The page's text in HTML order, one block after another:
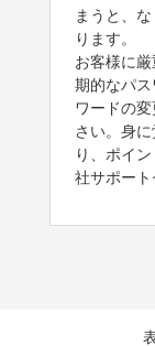
まうと、
ります。
お客様に
期的なパ
ワードの
さい。身
り、ポイ
社サポート